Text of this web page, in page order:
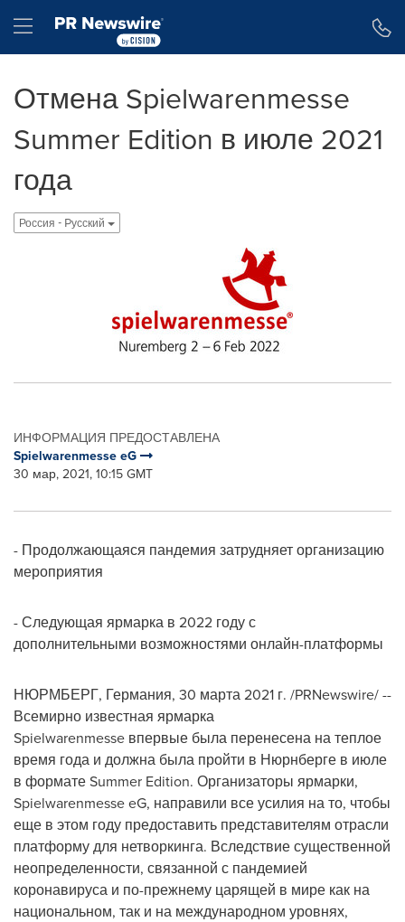
Hamburger menu
Отмена Spielwarenmesse
Summer Edition в июле 2021
года
Россия - Pусский
ИНФОРМАЦИЯ ПРЕДОСТАВЛЕНА
Spielwarenmesse eG
30 мар, 2021, 10:15 GMT
- Продолжающаяся пандемия затрудняет организацию
мероприятия
- Следующая ярмарка в 2022 году с
дополнительными возможностями онлайн-платформы
НЮРМБЕРГ, Германия, 30 марта 2021 г. /PRNewswire/ --
Всемирно известная ярмарка
Spielwarenmesse впервые была перенесена на теплое
время года и должна была пройти в Нюрнберге в июле
в формате Summer Edition. Организаторы ярмарки,
Spielwarenmesse eG, направили все усилия на то, чтобы
еще в этом году предоставить представителям отрасли
платформу для нетворкинга. Вследствие существенной
неопределенности, связанной с пандемией
коронавируса и по-прежнему царящей в мире как на
национальном, так и на международном уровнях,